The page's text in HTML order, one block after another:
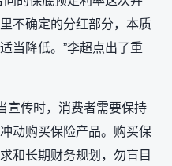
不确定的分红部分，本质
当降低。”李超点出了重
宣传时，消费者需要保持
动购买保险产品。购买保
和长期财务规划，勿盲目